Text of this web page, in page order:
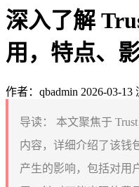
深入了解
用，特点、
作者：qbadmin 2026-03-13
导读：
本文聚焦于
内容，详细介绍了该钱
产生的影响，包括对用